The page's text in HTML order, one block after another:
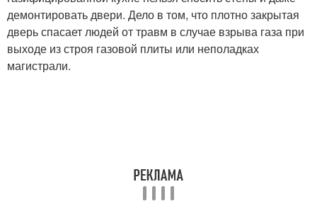
демонтировать двери. Дело в том, что плотно закрытая
дверь спасает людей от травм в случае взрыва газа при
выходе из строя газовой плиты или неполадках
магистрали.